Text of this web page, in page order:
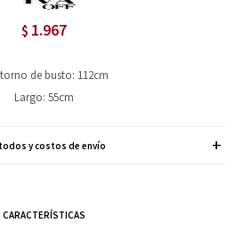
$ 1.967
de busto: 112cm
Largo: 55cm
y costos de envío
CARACTERÍSTICAS